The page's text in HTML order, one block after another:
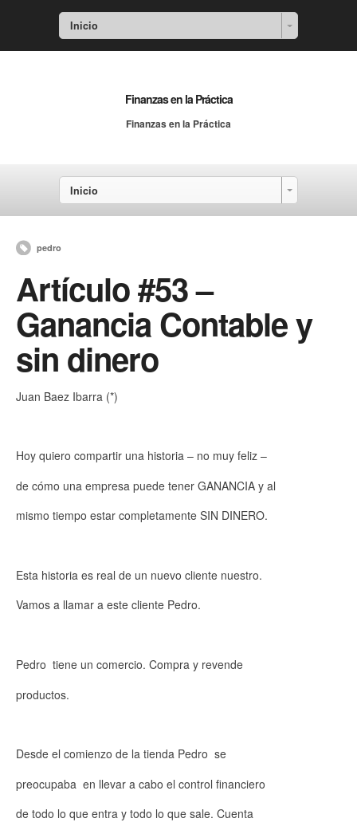
Inicio
Finanzas en la Práctica
Finanzas en la Práctica
Inicio
pedro
Artículo #53 –
Ganancia Contable y
sin dinero
Juan Baez Ibarra (*)
Hoy quiero compartir una historia – no muy feliz –
de cómo una empresa puede tener GANANCIA y al
mismo tiempo estar completamente SIN DINERO.
Esta historia es real de un nuevo cliente nuestro.
Vamos a llamar a este cliente Pedro.
Pedro tiene un comercio. Compra y revende
productos.
Desde el comienzo de la tienda Pedro se
preocupaba en llevar a cabo el control financiero
de todo lo que entra y todo lo que sale. Cuenta